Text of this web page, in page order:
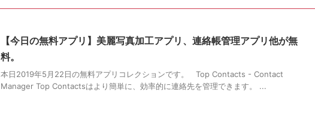
【今日の無料アプリ】美麗写真加工アプリ、連絡帳管理アプリ他が無
料。
本日2019年5月22日の無料アプリコレクションです。 Top Contacts - Contact
Manager Top Contactsはより簡単に、効率的に連絡先を管理できます。 ...